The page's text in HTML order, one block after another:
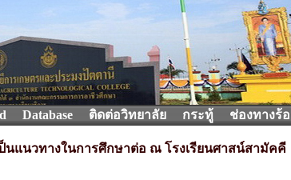
Database ติดต่อวิทยาลัย กระทู้
ช่องทางร้
แนวทางในการศึกษาต่อ ณ โรงเรียนศาสน์สามัคคี